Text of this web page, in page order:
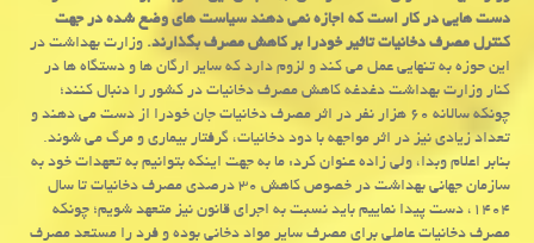
دست هایی در كار است كه اجازه نمی دهند سیاست های وضع شده در جهت
كنترل مصرف دخانیات تاثیر خودرا بر كاهش مصرف بگذارند.وزارت بهداشت در
این حوزه به تنهایی عمل می كند و لزوم دارد كه سایر ارگان ها و دستگاه ها در
كنار وزارت بهداشت دغدغه كاهش مصرف دخانیات در كشور را دنبال كنند؛
چونكه سالانه ۶۰ هزار نفر در اثر مصرف دخانیات جان خودرا از دست می دهند و
تعداد زیادی نیز در اثر مواجهه با دود دخانیات، گرفتار بیماری و مرگ می شوند.
بنابر اعلام وبدا، ولی زاده عنوان كرد: ما به جهت اینكه بتوانیم به تعهدات خود به
سازمان جهانی بهداشت در خصوص كاهش ۳۰ درصدی مصرف دخانیات تا سال
۱۴۰۴، دست پیدا نماییم باید نسبت به اجرای قانون نیز متعهد شویم؛ چونكه
مصرف دخانیات عاملی برای مصرف سایر مواد دخانی بوده و فرد را مستعد مصرف